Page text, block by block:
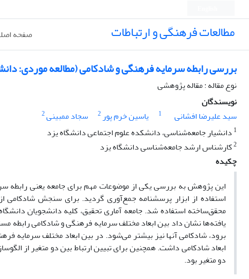
مطالعات فرهنگی و ارتباطات صفحه
بررسی رابطه سرمایه فرهنگی و شادکامی (مطالعه موردی:
نوع مقاله : مقاله پژوهشی
نویسندگان
سید علیرضا افشانی
1 یاسین خرم پور2 سجاد ممبینی2
1 دانشیار جامعه‌شناسی، دانشکده علوم اجتماعی دانشگاه یزد
2کارشناس ارشد جامعه‌شناسی دانشگاه یزد
چکیده
این پژوهش به بررسی یکی از موضوعات مهم برای جامعه یعنی رابطه
استفاده از ابزار پرسشنامه جمع‌آوری گردید. برای سنجش
یافته‌ها نشان داد بین ابعاد مختلف سرمایه فرهنگی و شادکامی رابطه
برود، شادکامی آنها نیز بیشتر می‌شود. در بین ابعاد مختلف سرمایه
دو متغیر بود.